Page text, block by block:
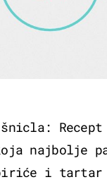
šnicla:
najbolje
i tartar